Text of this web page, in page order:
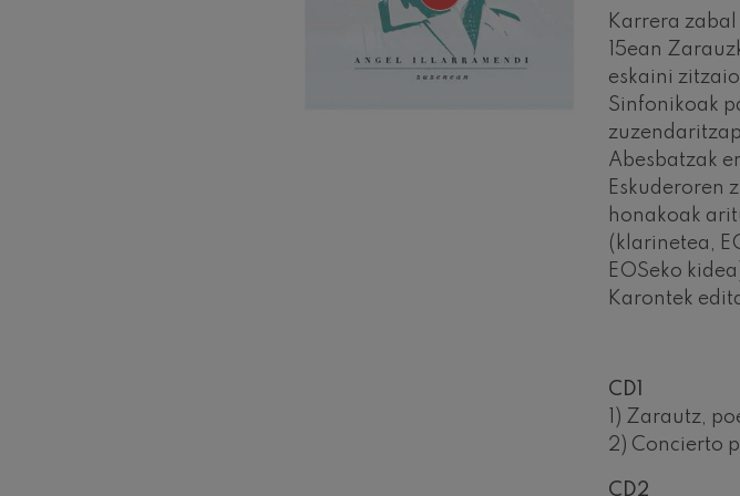
Karrera
15ean
eskaini
Sinfonikoak
Abesbatzak
Eskuderoren
honakoak
(klarinetea,
EOSeko
Karontek
CD1
1) Zarautz,
2) Concierto
CD2
C. Franck: Bariazio sinfonikoak
C. Franck
J. C. Arriaga: Los esclavos felices. Obertura
Franz Schubert: Gaueko abestia basoan